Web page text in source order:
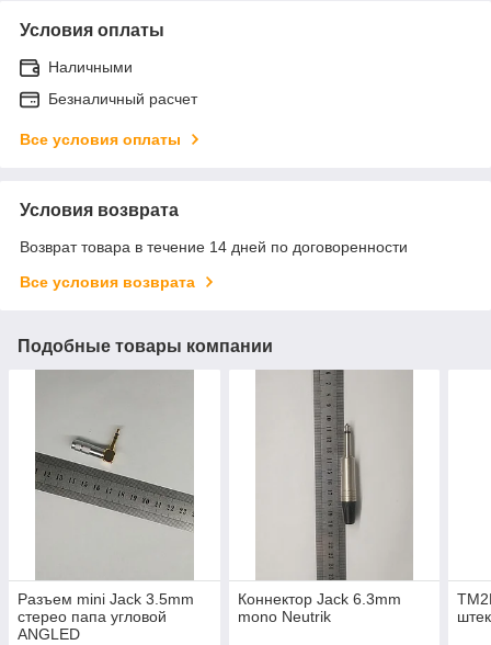
Условия оплаты
Наличными
Безналичный расчет
Все условия оплаты
Условия возврата
Возврат товара в течение 14 дней по договоренности
Все условия возврата
Подобные товары компании
Разъем mini Jack 3.5mm
стерео папа угловой
ANGLED
Коннектор Jack 6.3mm
mono Neutrik